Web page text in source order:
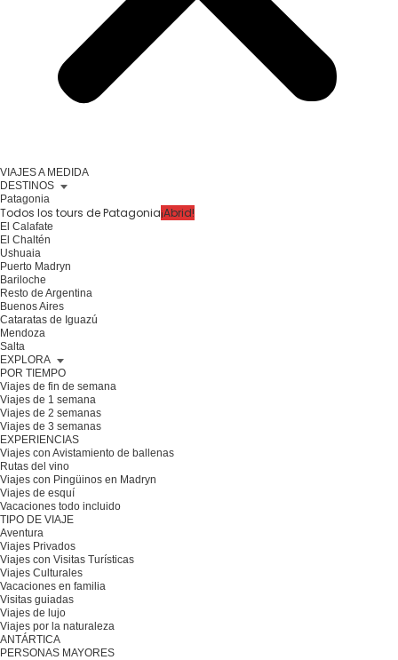
VIAJES A MEDIDA
DESTINOS
Patagonia
Todos los tours de Patagonia¡Abrid!
El Calafate
El Chaltén
Ushuaia
Puerto Madryn
Bariloche
Resto de Argentina
Buenos Aires
Cataratas de Iguazú
Mendoza
Salta
EXPLORA
POR TIEMPO
Viajes de fin de semana
Viajes de 1 semana
Viajes de 2 semanas
Viajes de 3 semanas
EXPERIENCIAS
Viajes con Avistamiento de ballenas
Rutas del vino
Viajes con Pingüinos en Madryn
Viajes de esquí
Vacaciones todo incluido
TIPO DE VIAJE
Aventura
Viajes Privados
Viajes con Visitas Turísticas
Viajes Culturales
Vacaciones en familia
Visitas guiadas
Viajes de lujo
Viajes por la naturaleza
ANTÁRTICA
PERSONAS MAYORES